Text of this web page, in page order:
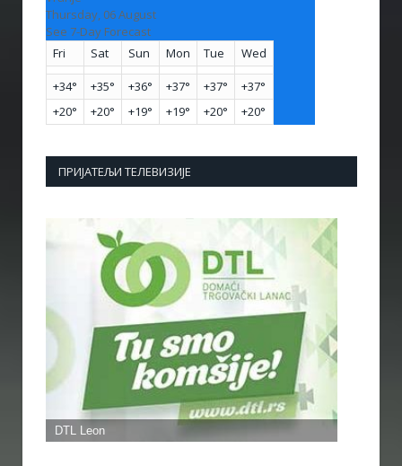
Thursday, 06 August
See 7-Day Forecast
Fri
Sat Sun Mon Tue Wed
+34° +35° +36° +37° +37° +37°
+20° +20° +19° +19° +20° +20°
ПРИЈАТЕЉИ ТЕЛЕВИЗИЈЕ